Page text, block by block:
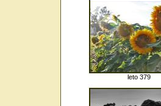
leto 379